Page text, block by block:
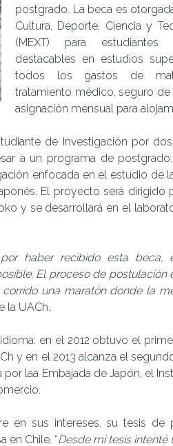
postgrado. La beca es
Cultura, Deporte, Ciencia y
(MEXT) para estudiantes
destacables en estudios
todos los gastos de
tratamiento médico, seguro de
asignación mensual para
de Investigación por
a un programa de
enfocada en el estudio
El proyecto será
y se desarrollará en el
haber recibido esta beca,
El proceso de
una maratón donde la
la UACh.
en el 2012 obtuvo el
y en el 2013 alcanza el
laa Embajada de Japón, el
en sus intereses, su tesis de
en Chile. “Desde mi tesis